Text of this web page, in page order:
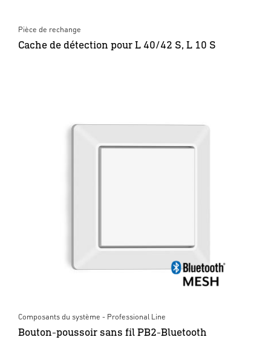
Pièce de rechange
Cache de détection pour L 40/42 S, L 10 S
Composants du système - Professional Line
Bouton-poussoir sans fil PB2-Bluetooth